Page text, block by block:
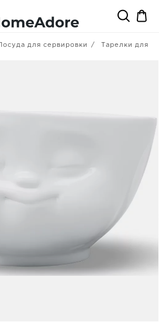
Посуда для сервировки Тарелки для